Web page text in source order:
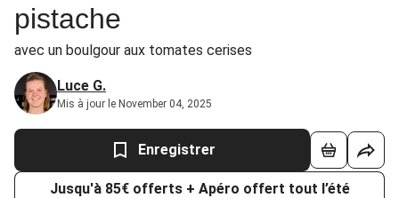
pistache
avec un boulgour aux tomates cerises
Luce G.
Mis à jour le November 04, 2025
Enregistrer
Jusqu'à 85€ offerts + Apéro offert tout l’été